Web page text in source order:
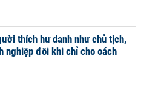
thích hư danh như chủ tịch,
nghiệp đôi khi chỉ cho oách